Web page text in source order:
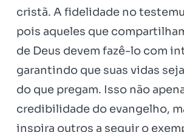
cristã. A fidelidade no
pois aqueles que
de Deus devem fazê-lo com
garantindo que suas vidas
do que pregam. Isso não
credibilidade do evangelho,
inspira outros a seguir o